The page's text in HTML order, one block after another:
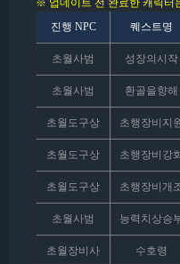
※ 업데이트 전 완료한 캐릭터
진행 NPC
퀘스트명
초월사범 성장의시작
초월사범 환골을향해
초월도구상 초행장비지
초월도구상 초행장비강
초월도구상 초행장비개
초월사범 능력치상승
초월장비사 수호령